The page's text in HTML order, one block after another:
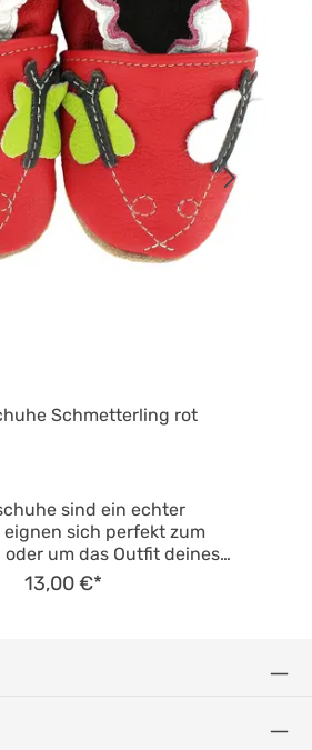
Schmetterling rot
sind ein echter
sich perfekt zum
um das Outfit deines
schicken Detail
unterstützen zunächst die
später ein äußerst beliebter
in der Kita oder beim
Design Die Schuhe
13,00 €*